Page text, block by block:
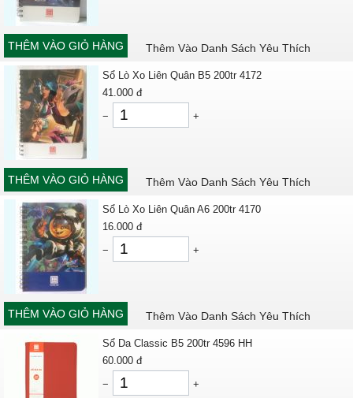
THÊM VÀO GIỎ HÀNG Thêm Vào Danh Sách Yêu Thích
Sổ Lò Xo Liên Quân B5 200tr 4172
41.000 đ
−
+
THÊM VÀO GIỎ HÀNG Thêm Vào Danh Sách Yêu Thích
Sổ Lò Xo Liên Quân A6 200tr 4170
16.000 đ
−
+
THÊM VÀO GIỎ HÀNG Thêm Vào Danh Sách Yêu Thích
Sổ Da Classic B5 200tr 4596 HH
60.000 đ
−
+